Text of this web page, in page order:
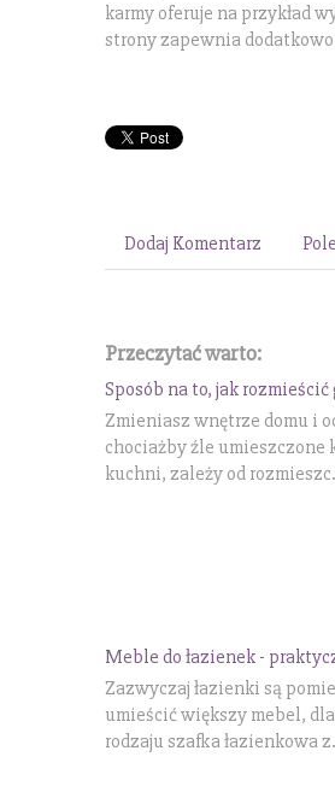
karmy oferuje na przykład
strony zapewnia
Dodaj Komentarz
Przeczytać warto:
Sposób na to, jak
Zmieniasz wnętrze domu i
chociażby źle
kuchni, zależy od
Meble do łazienek -
Zazwyczaj łazienki są
umieścić większy mebel,
rodzaju szafka łazienkowa